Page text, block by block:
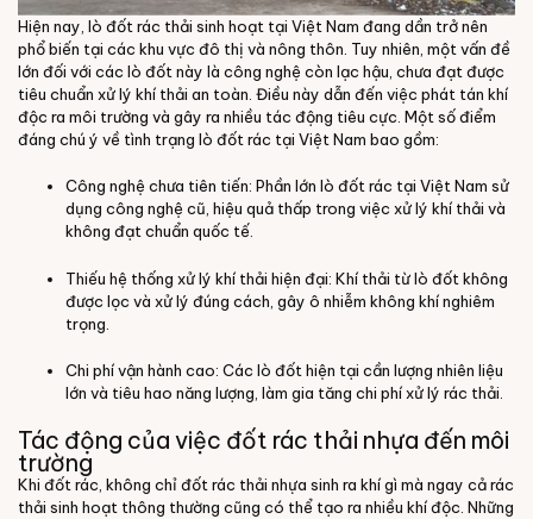
Hiện nay, lò đốt rác thải sinh hoạt tại Việt Nam đang dần trở nên
phổ biến tại các khu vực đô thị và nông thôn. Tuy nhiên, một vấn đề
lớn đối với các lò đốt này là công nghệ còn lạc hậu, chưa đạt được
tiêu chuẩn xử lý khí thải an toàn. Điều này dẫn đến việc phát tán khí
độc ra môi trường và gây ra nhiều tác động tiêu cực. Một số điểm
đáng chú ý về tình trạng lò đốt rác tại Việt Nam bao gồm:
Công nghệ chưa tiên tiến: Phần lớn lò đốt rác tại Việt Nam sử
dụng công nghệ cũ, hiệu quả thấp trong việc xử lý khí thải và
không đạt chuẩn quốc tế.
Thiếu hệ thống xử lý khí thải hiện đại: Khí thải từ lò đốt không
được lọc và xử lý đúng cách, gây ô nhiễm không khí nghiêm
trọng.
Chi phí vận hành cao: Các lò đốt hiện tại cần lượng nhiên liệu
lớn và tiêu hao năng lượng, làm gia tăng chi phí xử lý rác thải.
Tác động của việc đốt rác thải nhựa đến môi
trường
Khi đốt rác, không chỉđốt rác thải nhựa sinh ra khí gì mà ngay cả rác
thải sinh hoạt thông thường cũng có thể tạo ra nhiều khí độc. Những